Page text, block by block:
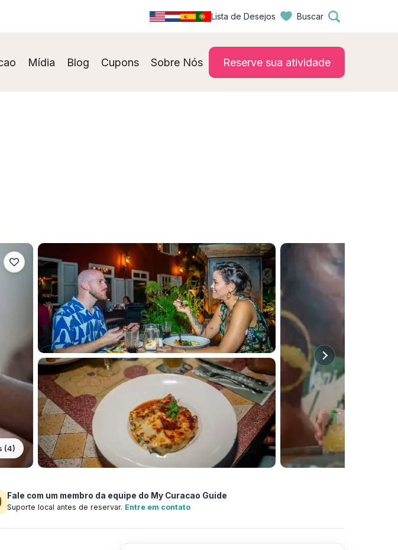
Lista de Desejos Buscar
Mídia Blog Cupons Sobre Nós Reserve sua atividade
(4)
Fale com um membro da equipe do My Curacao Guide
Suporte local antes de reservar. Entre em contato